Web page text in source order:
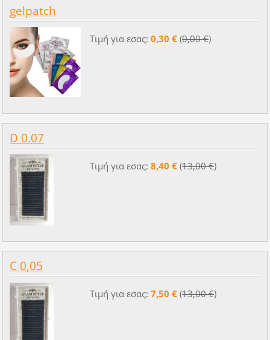
gelpatch
Τιμή για εσας: 0,30 €(0,00 €)
D 0.07
Τιμή για εσας: 8,40 €(13,00 €)
C 0,05
Τιμή για εσας: 7,50 €(13,00 €)